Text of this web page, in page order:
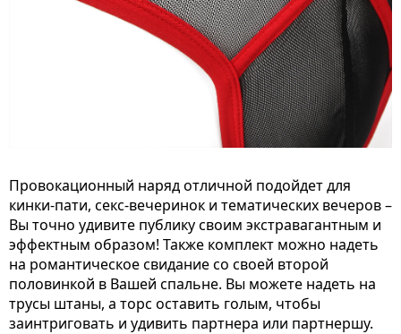
Провокационный наряд отличной подойдет для
кинки-пати, секс-вечеринок и тематических вечеров –
Вы точно удивите публику своим экстравагантным и
эффектным образом! Также комплект можно надеть
на романтическое свидание со своей второй
половинкой в Вашей спальне. Вы можете надеть на
трусы штаны, а торс оставить голым, чтобы
заинтриговать и удивить партнера или партнершу.